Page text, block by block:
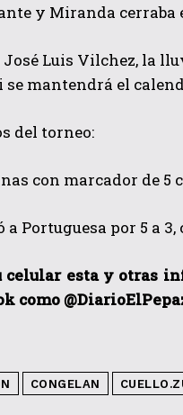
y Miranda cerraba
José Luis Vilchez, la
se mantendrá el
del torneo:
con marcador de 5
a Portuguesa por 5 a
celular esta y otras
como
CONGELAN